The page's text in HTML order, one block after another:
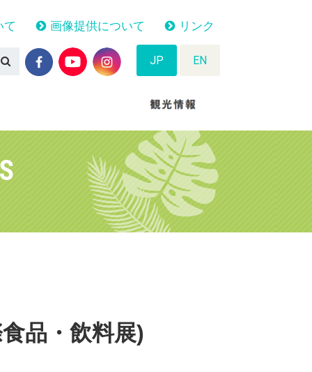
て 画像提供について リンク
JP EN
品・飲料展)